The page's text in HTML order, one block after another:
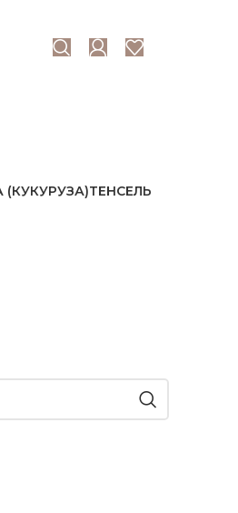
(КУКУРУЗА)ТЕНСЕЛЬ